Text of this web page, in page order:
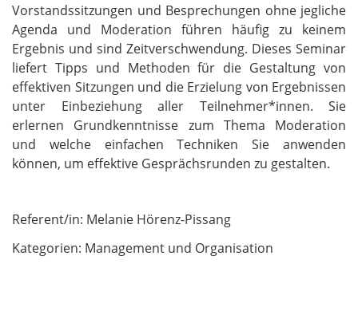
Vorstandssitzungen und Besprechungen ohne jegliche
Agenda und Moderation führen häufig zu keinem
Ergebnis und sind Zeitverschwendung. Dieses Seminar
liefert Tipps und Methoden für die Gestaltung von
effektiven Sitzungen und die Erzielung von Ergebnissen
unter Einbeziehung aller Teilnehmer*innen. Sie
erlernen Grundkenntnisse zum Thema Moderation
und welche einfachen Techniken Sie anwenden
können, um effektive Gesprächsrunden zu gestalten.
Referent/in: Melanie Hörenz-Pissang
Kategorien: Management und Organisation